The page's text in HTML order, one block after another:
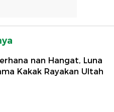
nan Hangat, Luna
Kakak Rayakan Ultah